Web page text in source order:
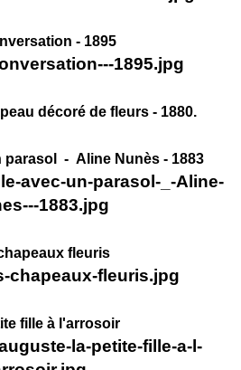
- 1895
décoré de fleurs - 1880.
parasol - Aline Nunès - 1883
fleuris
fille à l'arrosoir